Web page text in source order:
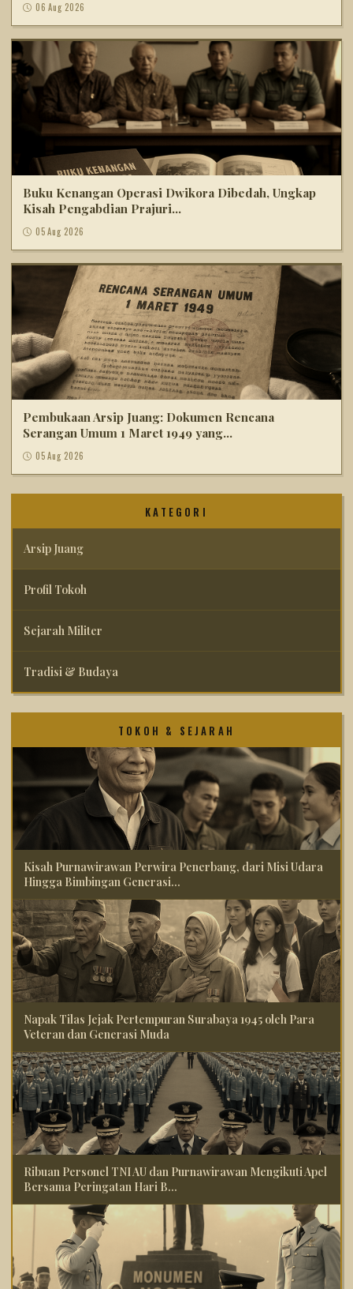
06 Aug 2026
Buku Kenangan Operasi Dwikora Dibedah, Ungkap
Kisah Pengabdian Prajuri...
05 Aug 2026
Pembukaan Arsip Juang: Dokumen Rencana
Serangan Umum 1 Maret 1949 yang...
05 Aug 2026
KATEGORI
Arsip Juang
Profil Tokoh
Sejarah Militer
Tradisi & Budaya
TOKOH & SEJARAH
Kisah Purnawirawan Perwira Penerbang, dari Misi Udara
Hingga Bimbingan Generasi...
Napak Tilas Jejak Pertempuran Surabaya 1945 oleh Para
Veteran dan Generasi Muda
Ribuan Personel TNI AU dan Purnawirawan Mengikuti Apel
Bersama Peringatan Hari B...